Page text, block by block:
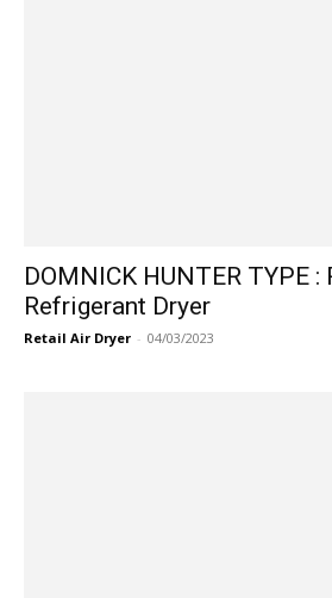
DOMNICK HUNTER TYPE :
Refrigerant Dryer
Retail Air Dryer - 04/03/2023